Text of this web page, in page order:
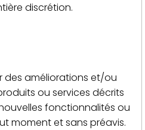
discrétion.
des améliorations et/ou
ou services décrits
fonctionnalités ou
moment et sans préavis.